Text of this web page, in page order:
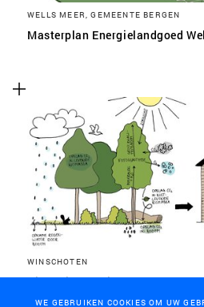
WELLS MEER, GEMEENTE BERGEN
Masterplan Energielandgoed
WINSCHOTEN
Pilot klimaatslim bos
WE GEBRUIKEN COOKIES OM UW